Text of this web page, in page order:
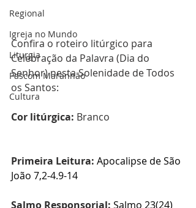
Regional
Igreja no Mundo
Liturgia
Pascom Maranhão
Cultura
Confira o roteiro litúrgico para
Celebração da Palavra (Dia do
Senhor) nesta Solenidade de Todos
os Santos:
Cor litúrgica: Branco
Primeira Leitura: Apocalipse de São
João 7,2-4.9-14
Salmo Responsorial: Salmo 23(24)